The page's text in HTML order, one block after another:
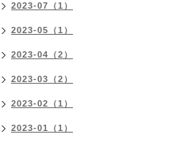
2023-07（1）
2023-05（1）
2023-04（2）
2023-03（2）
2023-02（1）
2023-01（1）